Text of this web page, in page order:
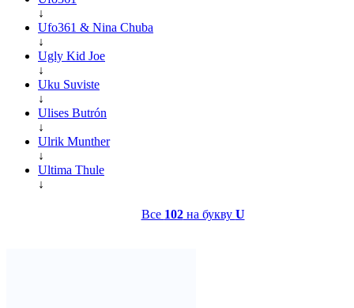
↓
Ufo361 & Nina Chuba
↓
Ugly Kid Joe
↓
Uku Suviste
↓
Ulises Butrón
↓
Ulrik Munther
↓
Ultima Thule
↓
Все 102на букву U